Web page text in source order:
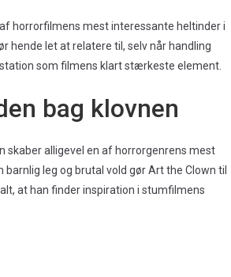
horrorfilmens mest interessante heltinder i
hende let at relatere til, selv når handling
som filmens klart stærkeste element.
bag klovnen
skaber alligevel en af horrorgenrens mest
leg og brutal vold gør Art the Clown til
at han finder inspiration i stumfilmens